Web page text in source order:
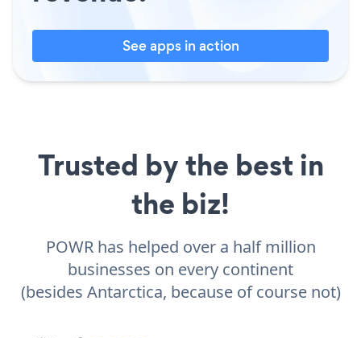
See apps in action
Trusted by the best in
the biz!
POWR has helped over a half million
businesses on every continent
(besides Antarctica, because of course not)